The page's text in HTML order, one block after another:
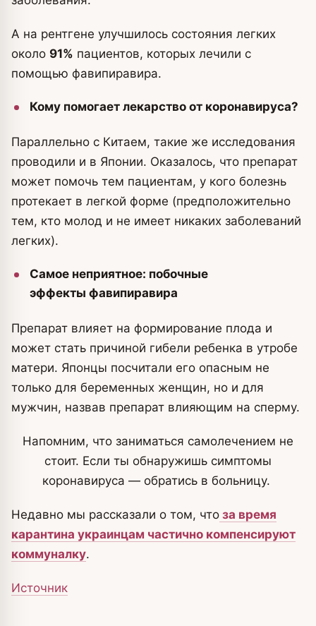
А на рентгене улучшилось состояния легких
около 91% пациентов, которых лечили с
помощью фавипиравира.
Кому помогает лекарство от коронавируса?
Параллельно с Китаем, такие же исследования
проводили и в Японии. Оказалось, что препарат
может помочь тем пациентам, у кого болезнь
протекает в легкой форме (предположительно
тем, кто молод и не имеет никаких заболеваний
легких).
Самое неприятное: побочные
эффекты фавипиравира
Препарат влияет на формирование плода и
может стать причиной гибели ребенка в утробе
матери. Японцы посчитали его опасным не
только для беременных женщин, но и для
мужчин, назвав препарат влияющим на сперму.
Напомним, что заниматься самолечением не
стоит. Если ты обнаружишь симптомы
коронавируса — обратись в больницу.
Недавно мы рассказали о том, что за время
карантина украинцам частично компенсируют
коммуналку.
Источник